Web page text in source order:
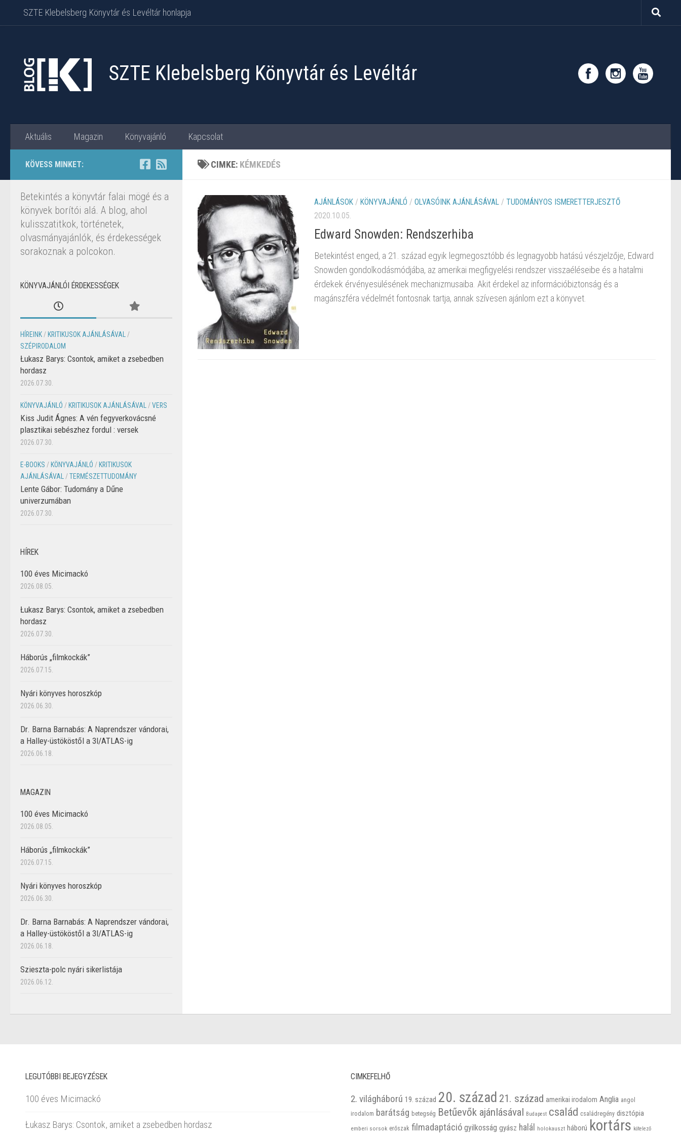
Skip to content
SZTE Klebelsberg Könyvtár és Levéltár honlapja
SZTE Klebelsberg Könyvtár és Levéltár
Aktuális Magazin Könyvajánló Kapcsolat
CIMKE: KÉMKEDÉS
AJÁNLÁSOK / KÖNYVAJÁNLÓ / OLVASÓINK AJÁNLÁSÁVAL / TUDOMÁNYOS ISMERETTERJESZTŐ
2020.10.05.
Edward Snowden: Rendszerhiba
Betekintést enged, a 21. század egyik legmegosztóbb és legnagyobb hatású vészjelzője, Edward
Snowden gondolkodásmódjába, az amerikai megfigyelési rendszer visszaéléseibe és a hatalmi
érdekek érvényesülésének mechanizmusaiba. Akit érdekel az információbiztonság és a
magánszféra védelmét fontosnak tartja, annak szívesen ajánlom ezt a könyvet.
KÖVESS MINKET:
Betekintés a könyvtár falai mögé és a
könyvek borítói alá. A blog, ahol
kulisszatitkok, történetek,
olvasmányajánlók, és érdekességek
sorakoznak a polcokon.
KÖNYVAJÁNLÓI ÉRDEKESSÉGEK
HÍREINK / KRITIKUSOK AJÁNLÁSÁVAL
/
SZÉPIRODALOM
Łukasz Barys: Csontok, amiket a zsebedben
hordasz
2026.07.30.
KÖNYVAJÁNLÓ / KRITIKUSOK AJÁNLÁSÁVAL /VERS
Kiss Judit Ágnes: A vén fegyverkovácsné
plasztikai sebészhez fordul : versek
2026.07.30.
E-BOOKS / KÖNYVAJÁNLÓ / KRITIKUSOK
AJÁNLÁSÁVAL
/TERMÉSZETTUDOMÁNY
Lente Gábor: Tudomány a Dűne
univerzumában
2026.07.30.
HÍREK
100 éves Micimackó
2026.08.05.
Łukasz Barys: Csontok, amiket a zsebedben
hordasz
2026.07.30.
Háborús „filmkockák”
2026.07.15.
Nyári könyves horoszkóp
2026.06.30.
Dr. Barna Barnabás: A Naprendszer vándorai,
a Halley-üstököstől a 3I/ATLAS-ig
2026.06.18.
MAGAZIN
100 éves Micimackó
2026.08.05.
Háborús „filmkockák”
2026.07.15.
Nyári könyves horoszkóp
2026.06.30.
Dr. Barna Barnabás: A Naprendszer vándorai,
a Halley-üstököstől a 3I/ATLAS-ig
2026.06.18.
Szieszta-polc nyári sikerlistája
2026.06.12.
LEGUTÓBBI BEJEGYZÉSEK
100 éves Micimackó
Łukasz Barys: Csontok, amiket a zsebedben hordasz
CIMKEFELHŐ
2. világháború 19. század 20. század 21. század amerikai irodalom Anglia angol
irodalom barátság betegség Betűevők ajánlásával Budapest család családregény disztópia
emberi sorsok erőszak filmadaptáció gyilkosság gyász halál holokauszt háború kortárs kötelező